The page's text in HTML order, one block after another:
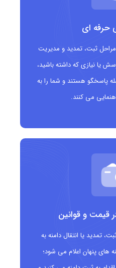
با اشباع کمتر نسبت به دامنه‌های
هوایی و گردشگری
ایرلاین‌ها، سایت‌های رزرو بلیت
و گردشگری
و وضعیت پروازها
حرفه ای
ثبت، تمدید و مدیریت
یا نیازی که داشته باشید،
پاسخگو هستند و شما را به
می کنند.
قیمت و قوانین
تمدید یا انتقال دامنه به
پنهان اعلام می شود؛